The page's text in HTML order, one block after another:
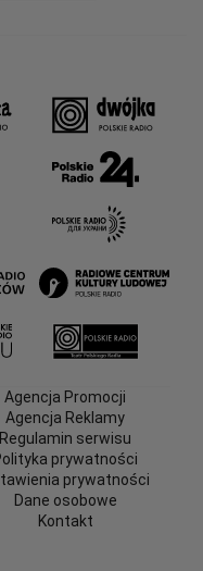
Agencja Promocji
Agencja Reklamy
Regulamin serwisu
prywatności
prywatności
Dane osobowe
Kontakt